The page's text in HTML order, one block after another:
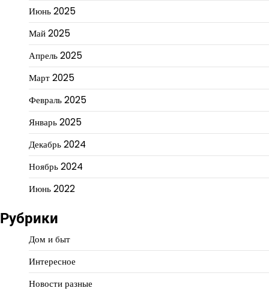
Июнь 2025
Май 2025
Апрель 2025
Март 2025
Февраль 2025
Январь 2025
Декабрь 2024
Ноябрь 2024
Июнь 2022
Рубрики
Дом и быт
Интересное
Новости разные